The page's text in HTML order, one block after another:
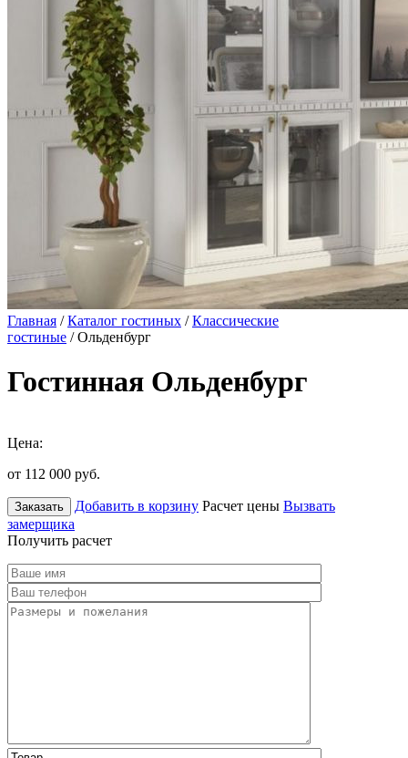
Главная /Каталог гостиных /Классические
гостиные / Ольденбург
Гостинная Ольденбург
Цена:
от 112 000 руб.
Заказать Добавить в корзину Расчет цены Вызвать
замерщика
Получить расчет